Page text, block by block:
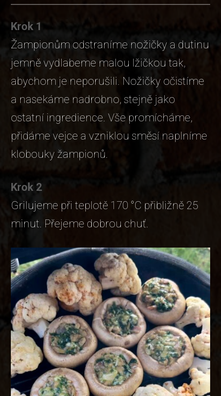
Krok 1
Žampionům odstraníme nožičky a dutinu
jemně vydlabeme malou lžičkou tak,
abychom je neporušili. Nožičky očistíme
a nasekáme nadrobno, stejně jako
ostatní ingredience. Vše promícháme,
přidáme vejce a vzniklou směsí naplníme
klobouky žampionů.
Krok 2
Grilujeme při teplotě 170 °C přibližně 25
minut. Přejeme dobrou chuť.